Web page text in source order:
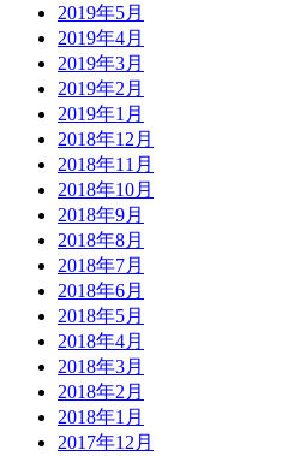
2019年5月
2019年4月
2019年3月
2019年2月
2019年1月
2018年12月
2018年11月
2018年10月
2018年9月
2018年8月
2018年7月
2018年6月
2018年5月
2018年4月
2018年3月
2018年2月
2018年1月
2017年12月